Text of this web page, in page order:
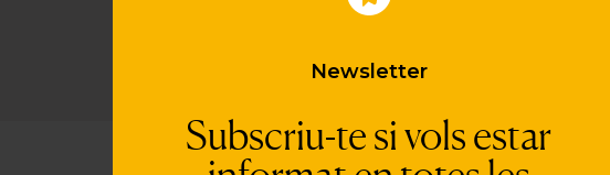
Newsletter
Subscriu-te si vols estar